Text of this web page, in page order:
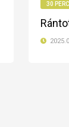
30 PERC